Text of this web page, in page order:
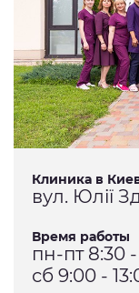
Клиника в
вул. Юлії
Время работы
пн-пт 8:30
сб 9:00 -